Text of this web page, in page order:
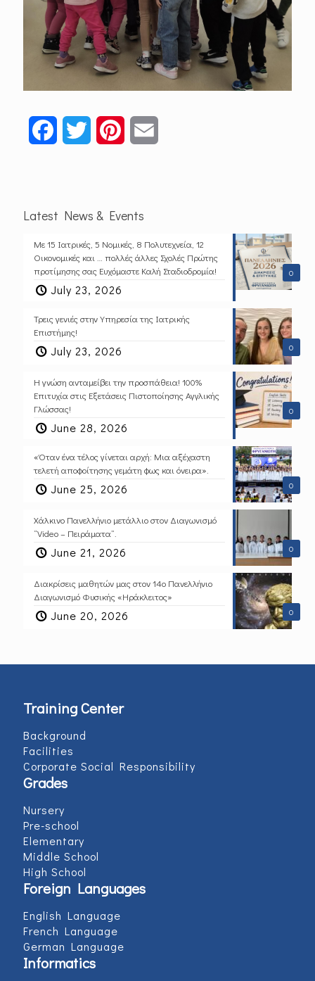
FacebookTwitter Pinterest
Latest News & Events
0
Με 15 Ιατρικές, 5 Νομικές, 8 Πολυτεχνεία, 12
Οικονομικές και … πολλές άλλες Σχολές Πρώτης
προτίμησης σας Ευχόμαστε Καλή Σταδιοδρομία!
July 23, 2026
0
Τρεις γενιές στην Υπηρεσία της Ιατρικής
Επιστήμης!
July 23, 2026
0
Η γνώση ανταμείβει την προσπάθεια! 100%
Επιτυχία στις Εξετάσεις Πιστοποίησης Αγγλικής
Γλώσσας!
June 28, 2026
0
«Όταν ένα τέλος γίνεται αρχή: Μια αξέχαστη
τελετή αποφοίτησης γεμάτη φως και όνειρα».
June 25, 2026
0
Χάλκινο Πανελλήνιο μετάλλιο στον Διαγωνισμό
“Video – Πειράματα”.
June 21, 2026
0
Διακρίσεις μαθητών μας στον 14ο Πανελλήνιο
Διαγωνισμό Φυσικής «Ηράκλειτος»
June 20, 2026
Training Center
Background
Facilities
Corporate Social Responsibility
Grades
Nursery
Pre-school
Elementary
Middle School
High School
Foreign Languages
English Language
French Language
German Language
Informatics